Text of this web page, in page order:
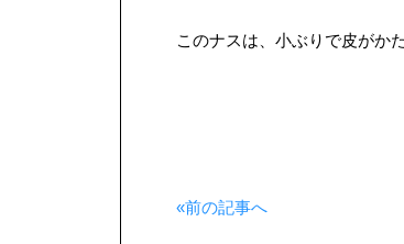
このナスは、小ぶりで皮がか
«前の記事へ